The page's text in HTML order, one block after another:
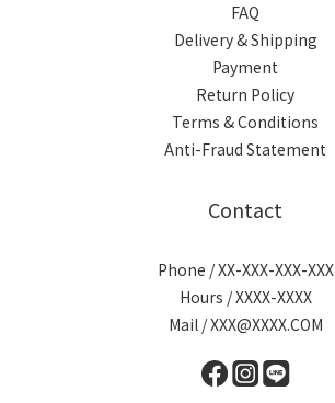
FAQ
Delivery & Shipping
Payment
Return Policy
Terms & Conditions
Anti-Fraud Statement
Contact
Phone / XX-XXX-XXX-XXX
Hours / XXXX-XXXX
Mail / XXX@XXXX.COM